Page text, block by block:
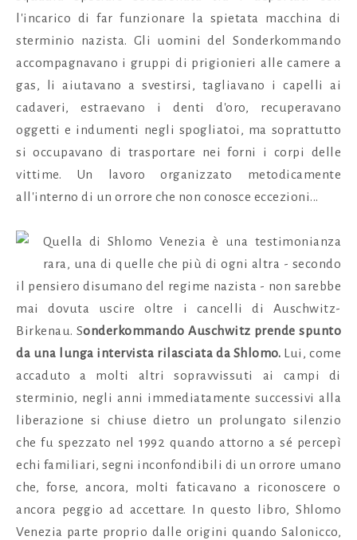
l'incarico di far funzionare la spietata macchina di
sterminio nazista. Gli uomini del Sonderkommando
accompagnavano i gruppi di prigionieri alle camere a
gas, li aiutavano a svestirsi, tagliavano i capelli ai
cadaveri, estraevano i denti d'oro, recuperavano
oggetti e indumenti negli spogliatoi, ma soprattutto
si occupavano di trasportare nei forni i corpi delle
vittime. Un lavoro organizzato metodicamente
all'interno di un orrore che non conosce eccezioni...
Quella di Shlomo Venezia è una testimonianza
rara, una di quelle che più di ogni altra - secondo
il pensiero disumano del regime nazista - non sarebbe
mai dovuta uscire oltre i cancelli di Auschwitz-
Birkenau. Sonderkommando Auschwitz prende spunto
da una lunga intervista rilasciata da Shlomo. Lui, come
accaduto a molti altri sopravvissuti ai campi di
sterminio, negli anni immediatamente successivi alla
liberazione si chiuse dietro un prolungato silenzio
che fu spezzato nel 1992 quando attorno a sé percepì
echi familiari, segni inconfondibili di un orrore umano
che, forse, ancora, molti faticavano a riconoscere o
ancora peggio ad accettare. In questo libro, Shlomo
Venezia parte proprio dalle origini quando Salonicco,